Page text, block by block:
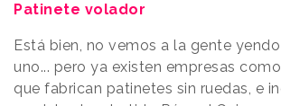
Patinete volador
Está bien, no vemos a la gente
uno... pero ya existen empresas
que fabrican patinetes sin ruedas, e